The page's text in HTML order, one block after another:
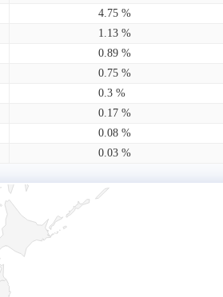
4.75 %
1.13 %
0.89 %
0.75 %
0.3 %
0.17 %
0.08 %
0.03 %